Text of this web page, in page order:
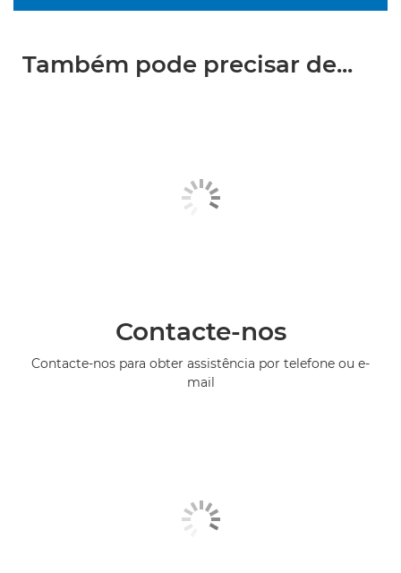
Também pode precisar de...
Contacte-nos
Contacte-nos para obter assistência por telefone ou e-
mail